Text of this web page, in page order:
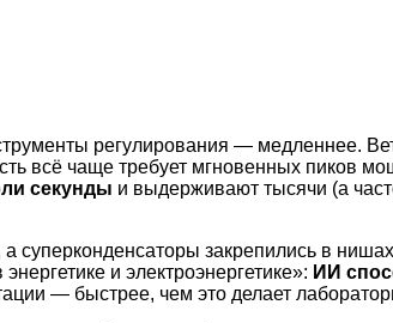
регулирования — медленнее.
всё чаще требует мгновенных пиков
секунды и выдерживают тысячи (а
суперконденсаторы закрепились в
и электроэнергетике»: ИИ
— быстрее, чем это делает